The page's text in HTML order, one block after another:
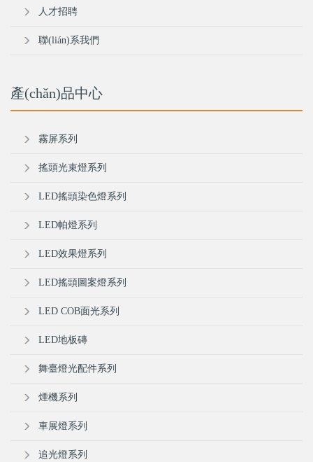
人才招聘
聯(lián)系我們
產(chǎn)品中心
霧屏系列
搖頭光束燈系列
LED搖頭染色燈系列
LED帕燈系列
LED效果燈系列
LED搖頭圖案燈系列
LED COB面光系列
LED地板磚
舞臺燈光配件系列
煙機系列
車展燈系列
追光燈系列